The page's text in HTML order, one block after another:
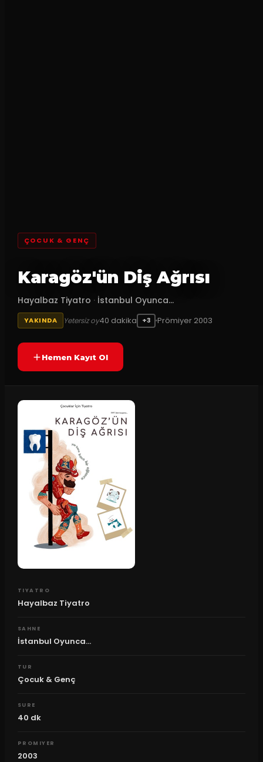
ÇOCUK & GENÇ
Karagöz'ün Diş Ağrısı
Hayalbaz Tiyatro · İstanbul Oyunca...
YAKINDA Yetersiz oy40 dakika +3 Prömiyer 2003
Hemen Kayıt Ol
TIYATRO
Hayalbaz Tiyatro
SAHNE
İstanbul Oyunca...
TUR
Çocuk & Genç
SURE
40 dk
PROMIYER
2003